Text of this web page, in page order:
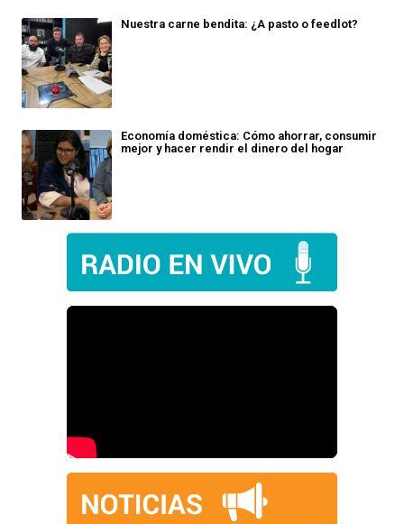
Nuestra carne bendita: ¿A pasto o feedlot?
Economía doméstica: Cómo ahorrar, consumir
mejor y hacer rendir el dinero del hogar